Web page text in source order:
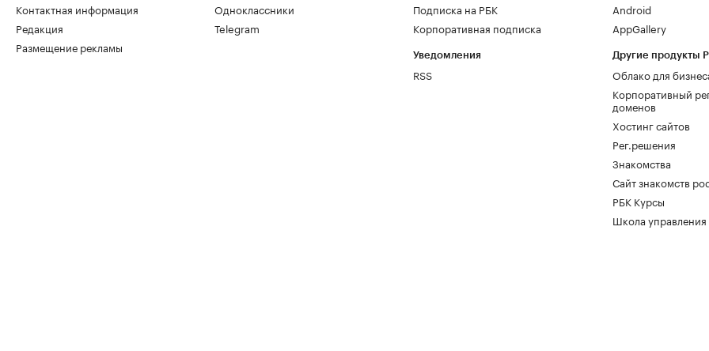
Контактная информация
Редакция
Размещение рекламы
Одноклассники
Telegram
Подписка на РБК
Корпоративная подписка
Уведомления
RSS
Android
AppGallery
Другие продукты
Облако для
Корпоративный
доменов
Хостинг сайтов
Рег.решения
Знакомства
Сайт знакомств
РБК Курсы
Школа